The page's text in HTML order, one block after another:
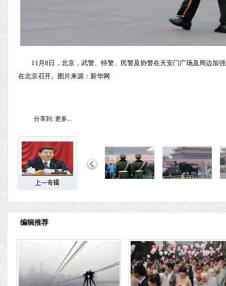
11月8日，北京，武警、特警、民警及协警在天安门广场及周边加
在北京召开。图片来源：新华网
分享到: 更多...
编辑推荐